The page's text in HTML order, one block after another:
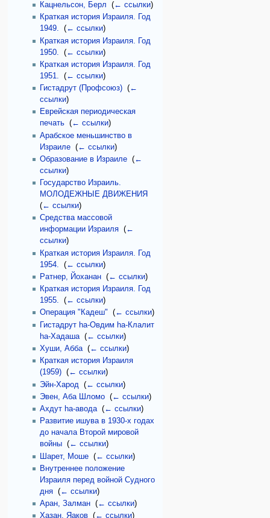
Кацнельсон, Берл ‎(← ссылки)
Краткая история Израиля. Год
1949. ‎(← ссылки)
Краткая история Израиля. Год
1950.
‎(← ссылки)
Краткая история Израиля. Год
1951.
‎(← ссылки)
Гистадрут (Профсоюз) ‎(←
ссылки)
Еврейская периодическая
печать ‎(← ссылки)
Арабское меньшинство в
Израиле ‎(← ссылки)
Образование в Израиле ‎(←
ссылки)
Государство Израиль.
МОЛОДЕЖНЫЕ ДВИЖЕНИЯ
(← ссылки)
Средства массовой
информации Израиля ‎(←
ссылки)
Краткая история Израиля. Год
1954.
‎(← ссылки)
Ратнер, Йоханан ‎(← ссылки)
Краткая история Израиля. Год
1955. ‎(← ссылки)
Операция "Кадеш" ‎(← ссылки)
Гистадрут hа-Овдим hа-Клалит
hа-Хадаша ‎(← ссылки)
Хуши, Абба‎(← ссылки)
Краткая история Израиля
(1959) ‎(← ссылки)
Эйн-Харод ‎(← ссылки)
Эвен, Аба Шломо ‎(← ссылки)
Ахдут hа-авода‎(← ссылки)
Развитие ишува в 1930-х годах
до начала Второй мировой
войны ‎(← ссылки)
Шарет, Моше ‎(← ссылки)
Внутреннее положение
Израиля перед войной Судного
дня ‎(← ссылки)
Аран, Залман ‎(← ссылки)
Хазан, Яаков ‎(← ссылки)